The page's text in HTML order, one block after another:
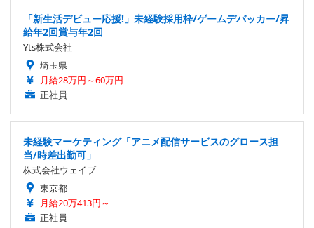
「新生活デビュー応援!」未経験採用枠/ゲームデバッカー/昇
給年2回賞与年2回
Yts株式会社
埼玉県
月給28万円～60万円
正社員
未経験マーケティング「アニメ配信サービスのグロース担
当/時差出勤可」
株式会社ウェイブ
東京都
月給20万413円～
正社員